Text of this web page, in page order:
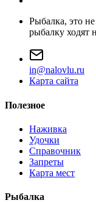
Рыбалка, это
рыбалку ходят
in@nalovlu.ru
Карта сайта
Полезное
Наживка
Удочки
Справочник
Запреты
Карта мест
Рыбалка